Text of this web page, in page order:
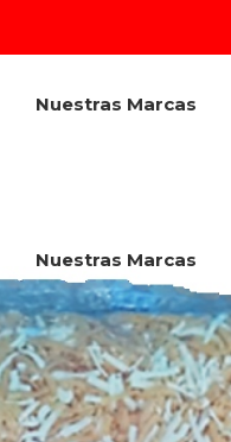
Nuestras Marcas
Nuestras Marcas